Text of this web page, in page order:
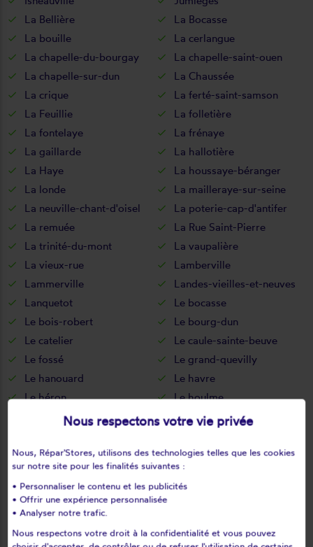
La Bellière
La Bocasse
La bouille
La cerlangue
La chapelle-du-bourgay
La chapelle-saint-ouen
La chapelle-sur-dun
La Chaussée
La crique
La ferté-saint-samson
La Feuillie
La folletière
La fontelaye
La frénaye
La gaillarde
La hallotière
La Haye
La houssaye-béranger
La londe
La mailleraye-sur-seine
La neuville-chant-d'oisel
La poterie-cap-d'antifer
La remuée
La Rue Saint-Pierre
La trinité-du-mont
La vaupalière
La vieux-rue
Lamberville
Lammerville
Landes-vieilles-et-neuves
Lanquetot
Le bocasse
Le bois-robert
Le bourg-dun
Le catelier
Le caule-sainte-beuve
Le fossé
Le grand-quevilly
Le hanouard
Le havre
Le héron
Le houlme
Le mesnil-durdent
Le mesnil-esnard
Le mesnil-sous-jumièges
Le petit-quevilly
Le thil-riberpré
Le tilleul
Le torp-mesnil
Le trait
Le tréport
Nous respectons votre vie privée
Nous, Répar'Stores, utilisons des technologies telles que les cookies
sur notre site pour les finalités suivantes :
• Personnaliser le contenu et les publicités
• Offrir une expérience personnalisée
• Analyser notre trafic.
Nous respectons votre droit à la confidentialité et vous pouvez